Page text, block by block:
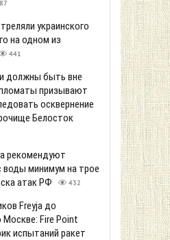
украинского
на одном из
441
должны быть вне
призывают
осквернение
Белосток
рекомендуют
воды минимум на трое
атак РФ
432
Freyja до
Москве: Fire Point
испытаний ракет